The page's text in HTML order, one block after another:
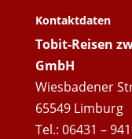
Kontaktdaten
Tobit-Reisen
GmbH
Wiesbadener
65549 Limburg
Tel.: 06431 –